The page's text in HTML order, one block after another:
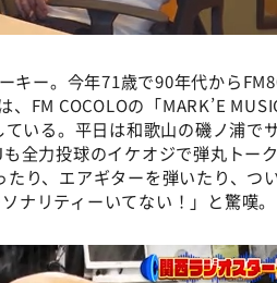
キー。今年71歳で90年代から
FM COCOLOの「MARK’E
いる。平日は和歌山の磯ノ浦で
全力投球のイケオジで弾丸トー
り、エアギターを弾いたり、つ
ナリティーいてない！」と驚嘆。